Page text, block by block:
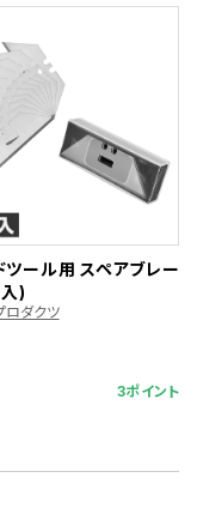
ツール用 スペアブレー
)
ロダクツ
3ポイント